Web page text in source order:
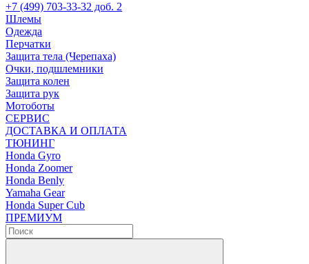
+7 (499) 703-33-32 доб. 2
Шлемы
Одежда
Перчатки
Защита тела (Черепаха)
Очки, подшлемники
Защита колен
Защита рук
Мотоботы
СЕРВИС
ДОСТАВКА И ОПЛАТА
ТЮНИНГ
Honda Gyro
Honda Zoomer
Honda Benly
Yamaha Gear
Honda Super Cub
ПРЕМИУМ